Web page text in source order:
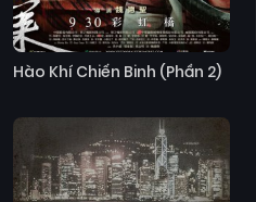
Hào Khí Chiến Binh (Phần 2)